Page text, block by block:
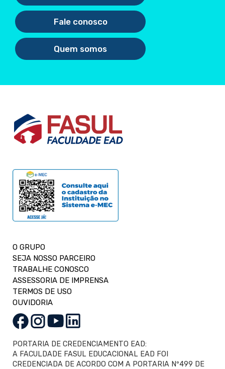
Fale conosco
Quem somos
O GRUPO
SEJA NOSSO PARCEIRO
TRABALHE CONOSCO
ASSESSORIA DE IMPRENSA
TERMOS DE USO
OUVIDORIA
PORTARIA DE CREDENCIAMENTO EAD:
A FACULDADE FASUL EDUCACIONAL EAD FOI
CREDENCIADA DE ACORDO COM A PORTARIA Nº499 DE